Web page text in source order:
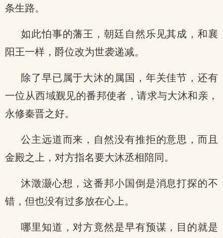
条生路。
如此怕事的藩王，朝廷自然乐见其成，和襄
阳王一样，爵位改为世袭递减。
除了早已属于大沐的属国，年关佳节，还有
一位从西域觐见的番邦使者，请求与大沐和亲，
永修秦晋之好。
公主远道而来，自然没有推拒的意思，而且
金殿之上，对方指名要大沐丞相陪同。
沐澂灏心想，这番邦小国倒是消息打探的不
错，但也没有过多放在心上。
哪里知道，对方竟然是早有预谋，目的就是